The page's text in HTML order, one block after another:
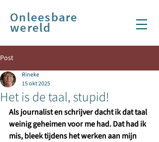
Onleesbare
wereld
Post
Het is de taal, stupid!
Rineke
15 okt 2025
Als journalist en schrijver dacht ik dat taal
weinig geheimen voor me had. Dat had ik
mis, bleek tijdens het werken aan mijn